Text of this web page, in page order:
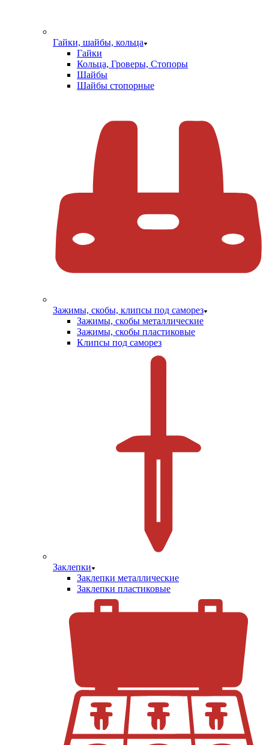
Гайки, шайбы, кольца
Гайки
Кольца, Гроверы, Стопоры
Шайбы
Шайбы стопорные
Зажимы, скобы, клипсы под саморез
Зажимы, скобы металлические
Зажимы, скобы пластиковые
Клипсы под саморез
Заклепки
Заклепки металлические
Заклепки пластиковые